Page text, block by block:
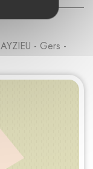
- Gers -